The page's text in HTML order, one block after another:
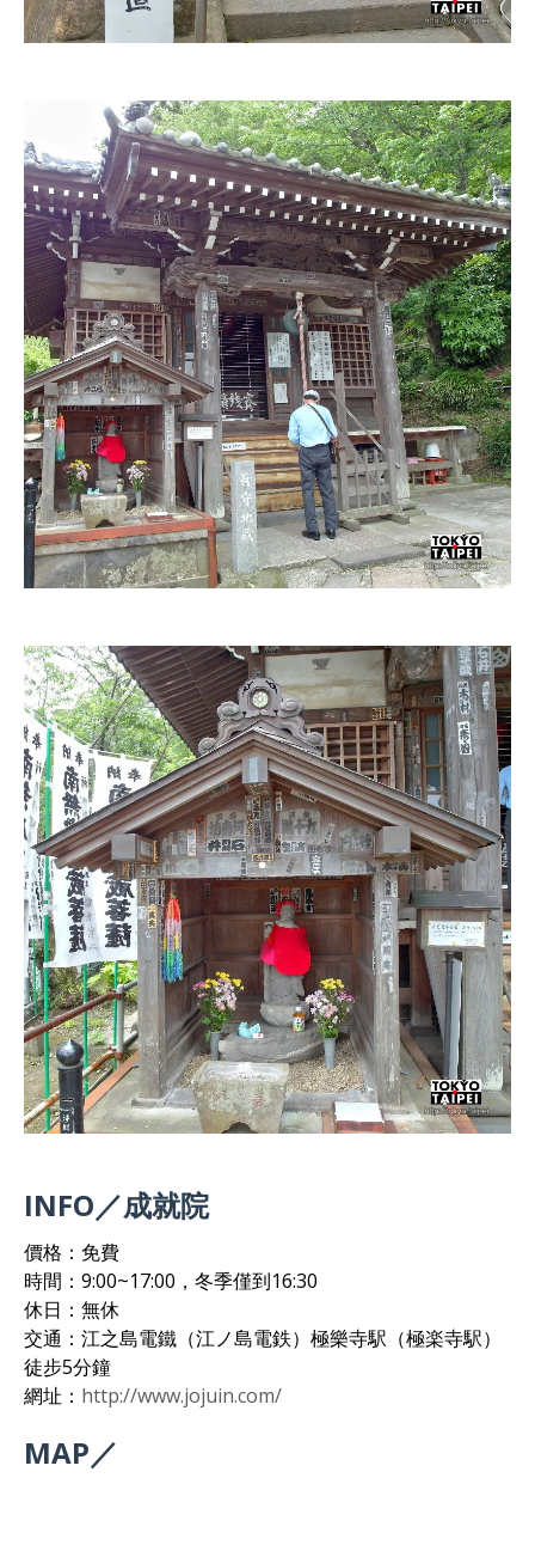
INFO／成就院
價格：免費
時間：9:00~17:00，冬季僅到16:30
休日：無休
交通：江之島電鐵（江ノ島電鉄）極樂寺駅（極楽寺駅）
徒步5分鐘
網址： http://www.jojuin.com/
MAP／